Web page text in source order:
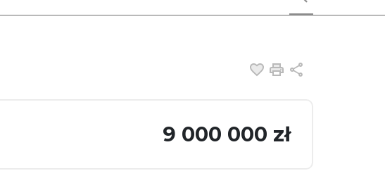
Dodaj do
Drukuj
9 000 000 zł